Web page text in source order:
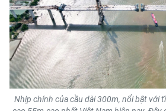
Media Khoa học - Công nghệ
Media Môi trường
Ảnh
Infographic
Nhịp chính của cầu dài 300m, nổi bật với